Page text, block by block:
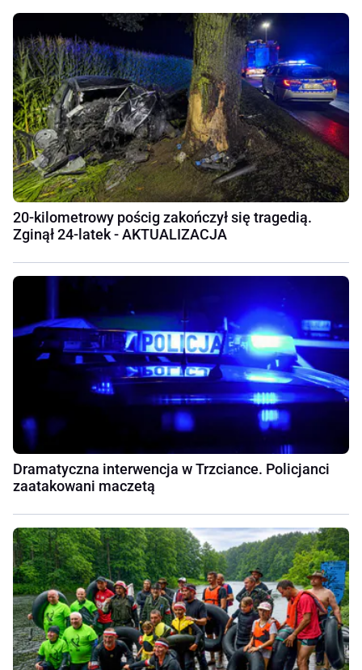
20-kilometrowy pościg zakończył się tragedią.
Zginął 24-latek - AKTUALIZACJA
Dramatyczna interwencja w Trzciance. Policjanci
zaatakowani maczetą